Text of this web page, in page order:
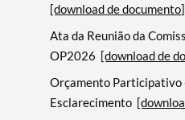
[download de documento]
Ata da Reunião da
OP2026 [download de
Orçamento Participativo
Esclarecimento